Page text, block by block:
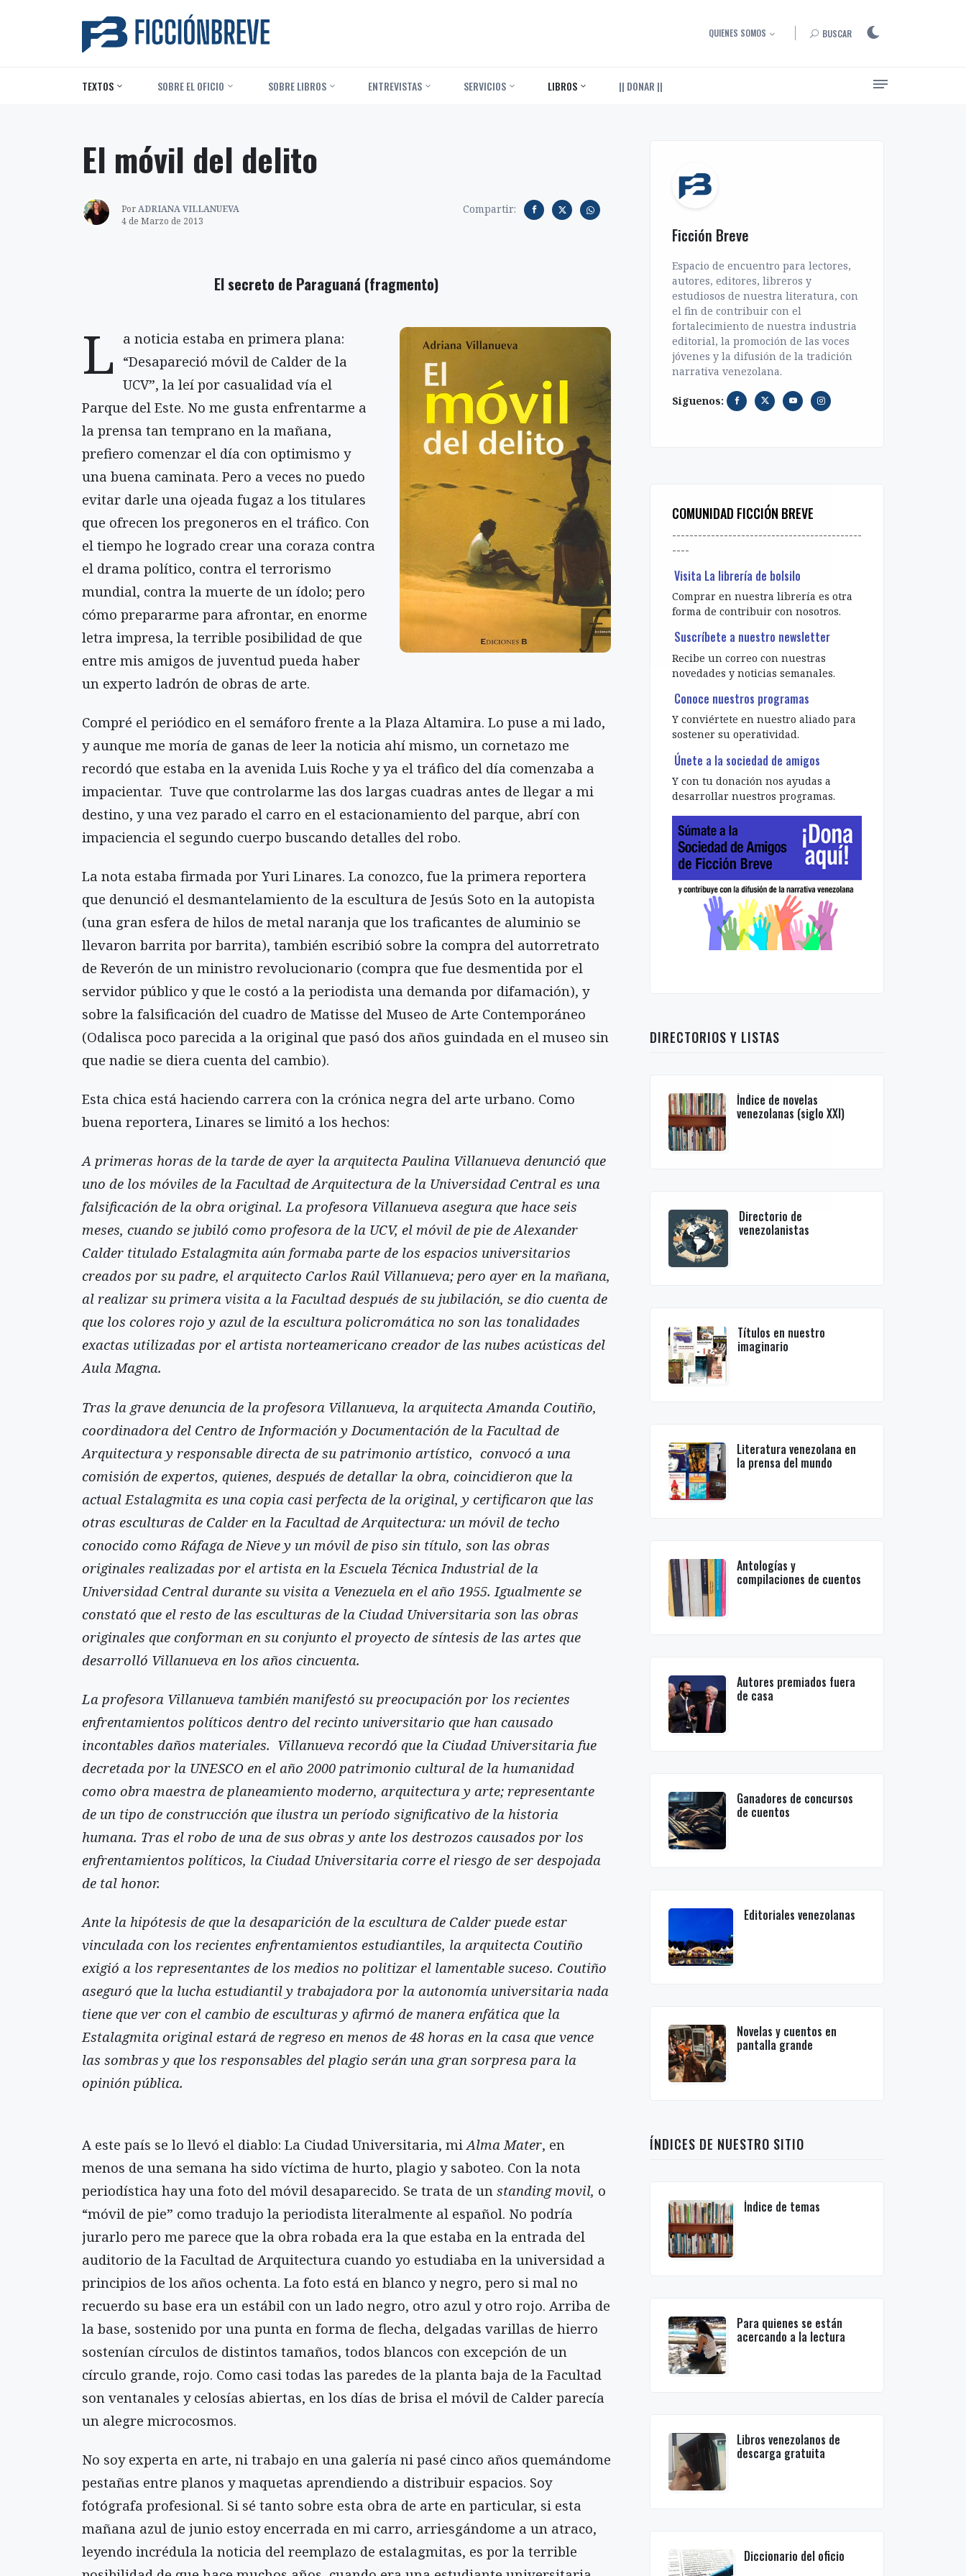
QUIENES SOMOS BUSCAR
TEXTOS ‎ SOBRE EL OFICIO ‎ SOBRE LIBROS ENTREVISTAS SERVICIOS LIBROS || DONAR ||
El móvil del delito
PorADRIANA VILLANUEVA
4 de Marzo de 2013
Compartir:
El secreto de Paraguaná (fragmento)
L a noticia estaba en primera plana:
“Desapareció móvil de Calder de la
UCV”, la leí por casualidad vía el
Parque del Este. No me gusta enfrentarme a
la prensa tan temprano en la mañana,
prefiero comenzar el día con optimismo y
una buena caminata. Pero a veces no puedo
evitar darle una ojeada fugaz a los titulares
que ofrecen los pregoneros en el tráfico. Con
el tiempo he logrado crear una coraza contra
el drama político, contra el terrorismo
mundial, contra la muerte de un ídolo; pero
cómo prepararme para afrontar, en enorme
letra impresa, la terrible posibilidad de que
entre mis amigos de juventud pueda haber
un experto ladrón de obras de arte.
Compré el periódico en el semáforo frente a la Plaza Altamira. Lo puse a mi lado,
y aunque me moría de ganas de leer la noticia ahí mismo, un cornetazo me
recordó que estaba en la avenida Luis Roche y ya el tráfico del día comenzaba a
impacientar. Tuve que controlarme las dos largas cuadras antes de llegar a mi
destino, y una vez parado el carro en el estacionamiento del parque, abrí con
impaciencia el segundo cuerpo buscando detalles del robo.
La nota estaba firmada por Yuri Linares. La conozco, fue la primera reportera
que denunció el desmantelamiento de la escultura de Jesús Soto en la autopista
(una gran esfera de hilos de metal naranja que los traficantes de aluminio se
llevaron barrita por barrita), también escribió sobre la compra del autorretrato
de Reverón de un ministro revolucionario (compra que fue desmentida por el
servidor público y que le costó a la periodista una demanda por difamación), y
sobre la falsificación del cuadro de Matisse del Museo de Arte Contemporáneo
(Odalisca poco parecida a la original que pasó dos años guindada en el museo sin
que nadie se diera cuenta del cambio).
Esta chica está haciendo carrera con la crónica negra del arte urbano. Como
buena reportera, Linares se limitó a los hechos:
A primeras horas de la tarde de ayer la arquitecta Paulina Villanueva denunció que
uno de los móviles de la Facultad de Arquitectura de la Universidad Central es una
falsificación de la obra original. La profesora Villanueva asegura que hace seis
meses, cuando se jubiló como profesora de la UCV, el móvil de pie de Alexander
Calder titulado Estalagmita aún formaba parte de los espacios universitarios
creados por su padre, el arquitecto Carlos Raúl Villanueva; pero ayer en la mañana,
al realizar su primera visita a la Facultad después de su jubilación, se dio cuenta de
que los colores rojo y azul de la escultura policromática no son las tonalidades
exactas utilizadas por el artista norteamericano creador de las nubes acústicas del
Aula Magna.
Tras la grave denuncia de la profesora Villanueva, la arquitecta Amanda Coutiño,
coordinadora del Centro de Información y Documentación de la Facultad de
Arquitectura y responsable directa de su patrimonio artístico, convocó a una
comisión de expertos, quienes, después de detallar la obra, coincidieron que la
actual Estalagmita es una copia casi perfecta de la original, y certificaron que las
otras esculturas de Calder en la Facultad de Arquitectura: un móvil de techo
conocido como Ráfaga de Nieve y un móvil de piso sin título, son las obras
originales realizadas por el artista en la Escuela Técnica Industrial de la
Universidad Central durante su visita a Venezuela en el año 1955. Igualmente se
constató que el resto de las esculturas de la Ciudad Universitaria son las obras
originales que conforman en su conjunto el proyecto de síntesis de las artes que
desarrolló Villanueva en los años cincuenta.
La profesora Villanueva también manifestó su preocupación por los recientes
enfrentamientos políticos dentro del recinto universitario que han causado
incontables daños materiales. Villanueva recordó que la Ciudad Universitaria fue
decretada por la UNESCO en el año 2000 patrimonio cultural de la humanidad
como obra maestra de planeamiento moderno, arquitectura y arte; representante
de un tipo de construcción que ilustra un período significativo de la historia
humana. Tras el robo de una de sus obras y ante los destrozos causados por los
enfrentamientos políticos, la Ciudad Universitaria corre el riesgo de ser despojada
de tal honor.
Ante la hipótesis de que la desaparición de la escultura de Calder puede estar
vinculada con los recientes enfrentamientos estudiantiles, la arquitecta Coutiño
exigió a los representantes de los medios no politizar el lamentable suceso. Coutiño
aseguró que la lucha estudiantil y trabajadora por la autonomía universitaria nada
tiene que ver con el cambio de esculturas y afirmó de manera enfática que la
Estalagmita original estará de regreso en menos de 48 horas en la casa que vence
las sombras y que los responsables del plagio serán una gran sorpresa para la
opinión pública.
A este país se lo llevó el diablo: La Ciudad Universitaria, miAlma Mater, en
menos de una semana ha sido víctima de hurto, plagio y saboteo. Con la nota
periodística hay una foto del móvil desaparecido. Se trata de un standing movil, o
“móvil de pie” como tradujo la periodista literalmente al español. No podría
jurarlo pero me parece que la obra robada era la que estaba en la entrada del
auditorio de la Facultad de Arquitectura cuando yo estudiaba en la universidad a
principios de los años ochenta. La foto está en blanco y negro, pero si mal no
recuerdo su base era un estábil con un lado negro, otro azul y otro rojo. Arriba de
la base, sostenido por una punta en forma de flecha, delgadas varillas de hierro
sostenían círculos de distintos tamaños, todos blancos con excepción de un
círculo grande, rojo. Como casi todas las paredes de la planta baja de la Facultad
son ventanales y celosías abiertas, en los días de brisa el móvil de Calder parecía
un alegre microcosmos.
No soy experta en arte, ni trabajo en una galería ni pasé cinco años quemándome
pestañas entre planos y maquetas aprendiendo a distribuir espacios. Soy
fotógrafa profesional. Si sé tanto sobre esta obra de arte en particular, si esta
mañana azul de junio estoy encerrada en mi carro, arriesgándome a un atraco,
leyendo incrédula la noticia del reemplazo de estalagmitas, es por la terrible
Ficción Breve
Espacio de encuentro para lectores,
autores, editores, libreros y
estudiosos de nuestra literatura, con
el fin de contribuir con el
fortalecimiento de nuestra industria
editorial, la promoción de las voces
jóvenes y la difusión de la tradición
narrativa venezolana.
Siguenos:
COMUNIDAD FICCIÓN BREVE
--------------------------------------------
----
Visita La librería de bolsilo
Comprar en nuestra librería es otra
forma de contribuir con nosotros.
Suscríbete a nuestro newsletter
Recibe un correo con nuestras
novedades y noticias semanales.
Conoce nuestros programas
Y conviértete en nuestro aliado para
sostener su operatividad.
Únete a la sociedad de amigos
Y con tu donación nos ayudas a
desarrollar nuestros programas.
DIRECTORIOS Y LISTAS
Índice de novelas
venezolanas (siglo XXI)
Directorio de
venezolanistas
Títulos en nuestro
imaginario
Literatura venezolana en
la prensa del mundo
Antologías y
compilaciones de cuentos
Autores premiados fuera
de casa
Ganadores de concursos
de cuentos
Editoriales venezolanas
Novelas y cuentos en
pantalla grande
ÍNDICES DE NUESTRO SITIO
Índice de temas
Para quienes se están
acercando a la lectura
Libros venezolanos de
descarga gratuita
Diccionario del oficio